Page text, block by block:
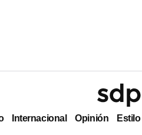
Internacional Opinión